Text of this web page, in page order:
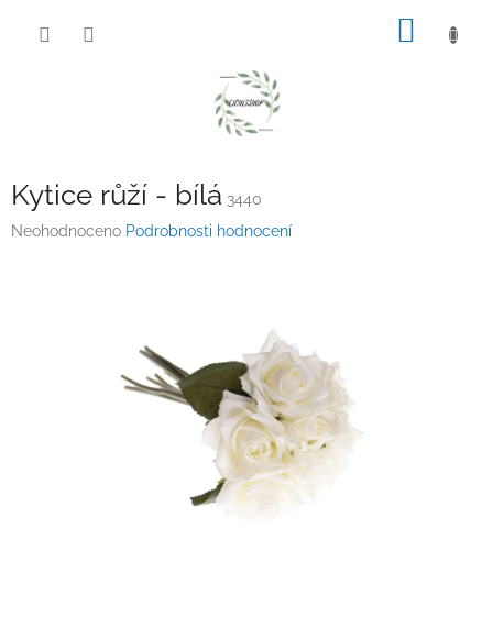
Kytice růží - bílá 3440
Průměrné
Neohodnoceno Podrobnosti hodnocení